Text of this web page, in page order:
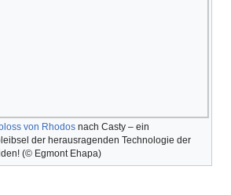
von Rhodos nach Casty – ein
der herausragenden Technologie der
(© Egmont Ehapa)